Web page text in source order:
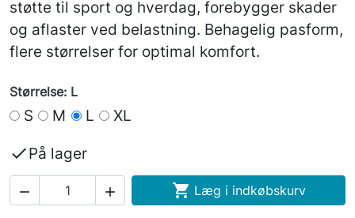
støtte til sport og hverdag, forebygger skader
og aflaster ved belastning. Behagelig pasform,
flere størrelser for optimal komfort.
Størrelse: L
S M L
XL
På lager
   Læg i indkøbskurv